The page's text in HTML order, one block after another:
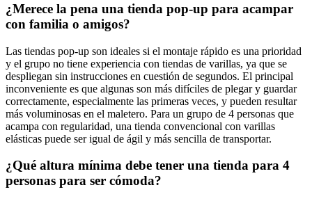
¿Merece la pena una tienda pop-up para acampar
con familia o amigos?
Las tiendas pop-up son ideales si el montaje rápido es una prioridad
y el grupo no tiene experiencia con tiendas de varillas, ya que se
despliegan sin instrucciones en cuestión de segundos. El principal
inconveniente es que algunas son más difíciles de plegar y guardar
correctamente, especialmente las primeras veces, y pueden resultar
más voluminosas en el maletero. Para un grupo de 4 personas que
acampa con regularidad, una tienda convencional con varillas
elásticas puede ser igual de ágil y más sencilla de transportar.
¿Qué altura mínima debe tener una tienda para 4
personas para ser cómoda?